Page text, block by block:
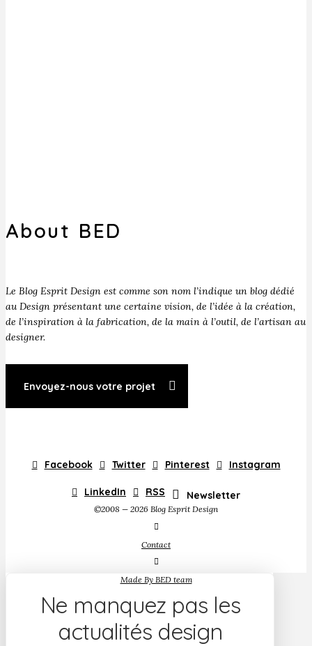
About BED
Le Blog Esprit Design est comme son nom l’indique un blog dédié
au Design présentant une certaine vision, de l’idée à la création,
de l’inspiration à la fabrication, de la main à l’outil, de l’artisan au
designer.
Envoyez-nous votre projet
Facebook Twitter Pinterest Instagram
LinkedIn RSS Newsletter
©2008 — 2026 Blog Esprit Design
Contact
Made By BED team
Ne manquez pas les
actualités design